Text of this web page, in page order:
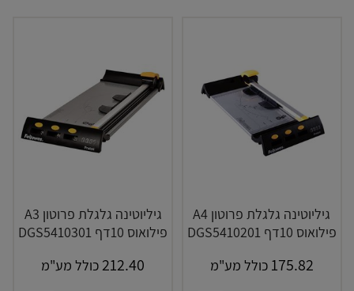
גיליוטינה גלגלת פרוטון A4
פילואוס 10דף DGS5410201
175.82 כולל מע"מ
גיליוטינה גלגלת פרוטון A3
פילואוס 10דף DGS5410301
212.40כולל מע"מ